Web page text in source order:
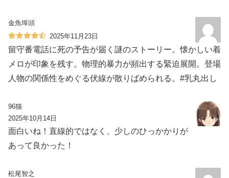
金魚埠頭
2025年11月23日
留守番電話に死の予告が届く謎のストーリー。懐かしい着
メロが印象を残す。物理的暴力が頻出する緊迫展開。登場
人物の関係性をめぐる伏線が散りばめられる。#乳丸出し
96猫
2025年10月14日
面白いね！直線的ではなく、少しのひっかかりが
あって良かった！
松尾智之